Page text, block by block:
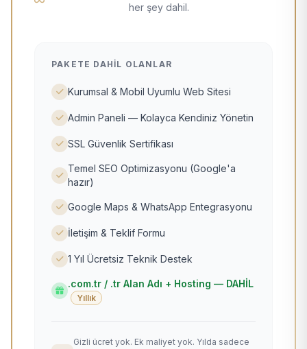
her şey dahil.
PAKETE DAHIL OLANLAR
Kurumsal & Mobil Uyumlu Web Sitesi
Admin Paneli — Kolayca Kendiniz Yönetin
SSL Güvenlik Sertifikası
Temel SEO Optimizasyonu (Google'a
hazır)
Google Maps & WhatsApp Entegrasyonu
İletişim & Teklif Formu
1 Yıl Ücretsiz Teknik Destek
.com.tr / .tr Alan Adı + Hosting — DAHİL
Yıllık
Gizli ücret yok. Ek maliyet yok. Yılda sadece